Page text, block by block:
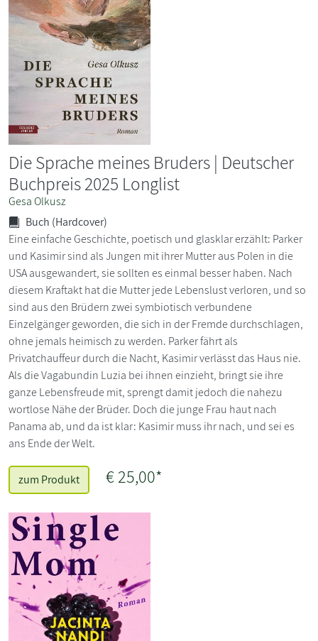
Die Sprache meines Bruders | Deutscher
Buchpreis 2025 Longlist
Gesa Olkusz
Buch (Hardcover)
Eine einfache Geschichte, poetisch und glasklar erzählt: Parker
und Kasimir sind als Jungen mit ihrer Mutter aus Polen in die
USA ausgewandert, sie sollten es einmal besser haben. Nach
diesem Kraftakt hat die Mutter jede Lebenslust verloren, und so
sind aus den Brüdern zwei symbiotisch verbundene
Einzelgänger geworden, die sich in der Fremde durchschlagen,
ohne jemals heimisch zu werden. Parker fährt als
Privatchauffeur durch die Nacht, Kasimir verlässt das Haus nie.
Als die Vagabundin Luzia bei ihnen einzieht, bringt sie ihre
ganze Lebensfreude mit, sprengt damit jedoch die nahezu
wortlose Nähe der Brüder. Doch die junge Frau haut nach
Panama ab, und da ist klar: Kasimir muss ihr nach, und sei es
ans Ende der Welt.
zum Produkt € 25,00*